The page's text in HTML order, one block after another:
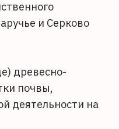
и Серково
древесно-
почвы,
деятельности на